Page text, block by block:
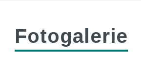
Fotogalerie